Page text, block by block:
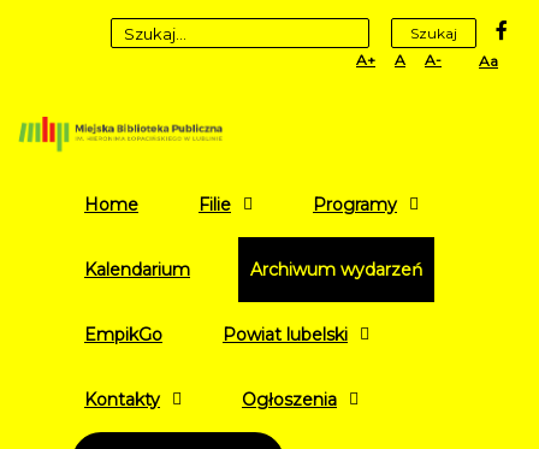
Szukaj
Set
LargerDefault
Set
Smaller
High
Home Filie Programy
Kalendarium Archiwum wydarzeń
EmpikGo Powiat lubelski
Kontakty Ogłoszenia